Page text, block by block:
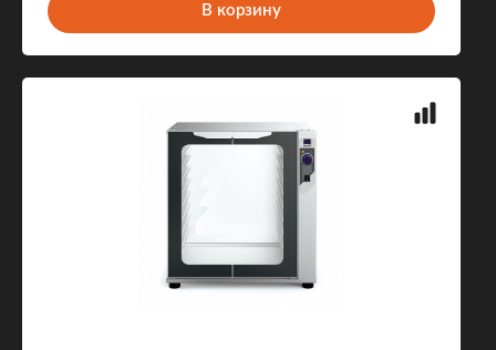
В корзину